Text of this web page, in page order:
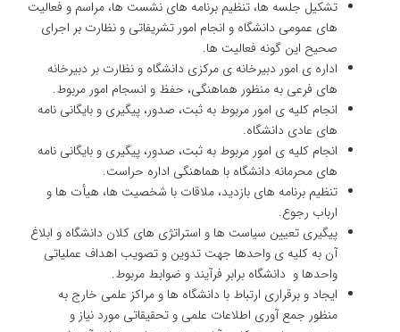
تشکیل جلسه ها، تنظیم برنامه های نشست ها، مراسم و فعالیت
های عمومی دانشگاه و انجام امور تشریفاتی و نظارت بر اجرای
صحیح این گونه فعالیت ها.
اداره ی امور دبیرخانه ی مرکزی دانشگاه و نظارت بر دبیرخانه
های فرعی به منظور هماهنگی، حفظ و انسجام امور مربوط.
انجام کلیه ی امور مربوط به ثبت، صدور، پیگیری و بایگانی نامه
های عادی دانشگاه.
انجام کلیه ی امور مربوط به ثبت، صدور، پیگیری و بایگانی نامه
های محرمانه دانشگاه با هماهنگی اداره حراست.
تنظیم برنامه های بازدید، ملاقات با شخصیت ها، هیأت ها و
ارباب رجوع.
پیگیری تعیین سیاست ها و استراتژی های کلان دانشگاه و ابلاغ
آن به کلیه ی واحدها جهت تدوین و تصویب اهداف عملیاتی
واحدها و دانشگاه برابر فرآیند و ضوابط مربوط.
ایجاد و برقراری ارتباط با دانشگاه ها و مراکز علمی خارج به
منظور جمع آوری اطلاعات علمی و تحقیقاتی مورد نیاز و